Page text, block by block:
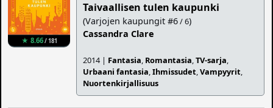
★ 8.66/ 181
Taivaallisen tulen kaupunki
(Varjojen kaupungit #6/ 6)
Cassandra Clare
2014 | Fantasia, Romantasia,TV-sarja,
Urbaani fantasia,Ihmissudet,Vampyyrit,
Nuortenkirjallisuus